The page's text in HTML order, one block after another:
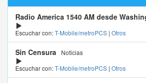
Radio America 1540 AM desde
Escuchar con:T-Mobile/metroPCS | Otros
Sin Censura
Noticias
Escuchar con:T-Mobile/metroPCS | Otros